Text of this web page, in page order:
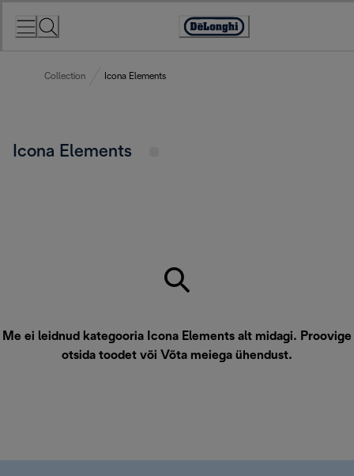
Accessibility
Collection Icona Elements
Icona Elements
Me ei leidnud kategooria Icona Elements alt midagi. Proovige
otsida toodet või Võta meiega ühendust.